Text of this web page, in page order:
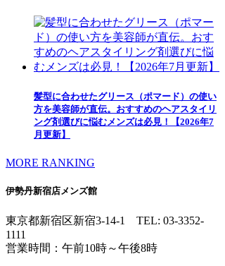
髪型に合わせたグリース（ポマード）の使い
方を美容師が直伝。おすすめのヘアスタイリ
ング剤選びに悩むメンズは必見！【2026年7
月更新】
MORE RANKING
伊勢丹新宿店メンズ館
東京都新宿区新宿3-14-1 TEL: 03-3352-
1111
営業時間：午前10時～午後8時